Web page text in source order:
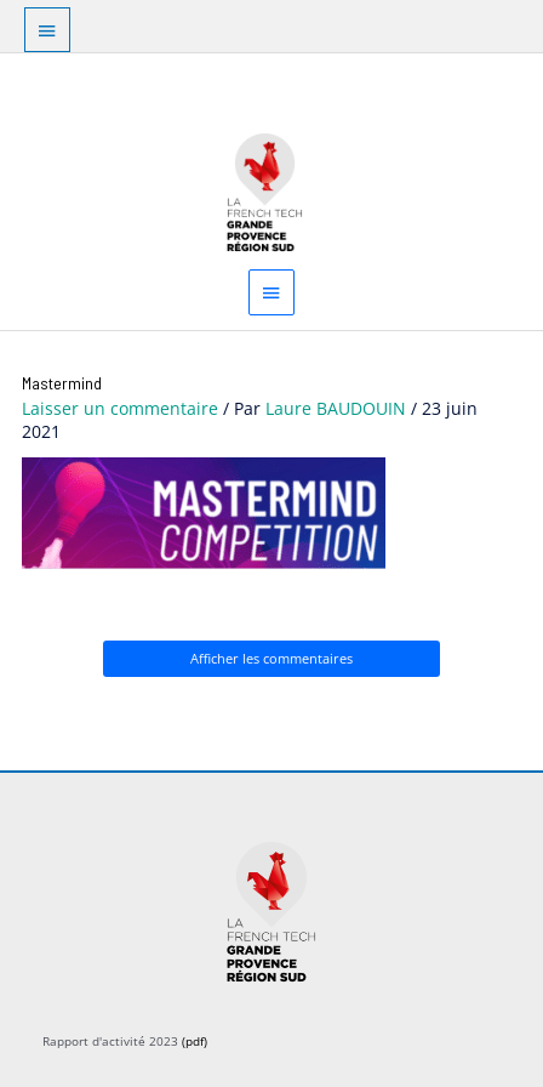
Aller
contenu
Au
dessus
principal
Mastermind
Laisser un commentaire / Par Laure BAUDOUIN/23 juin
2021
Afficher les commentaires
Rapport d'activité 2023 (pdf)